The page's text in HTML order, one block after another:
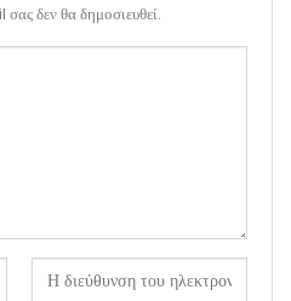
δεν θα δημοσιευθεί.